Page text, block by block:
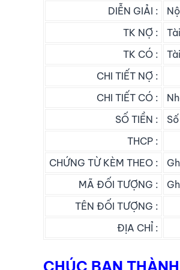
DIỄN GIẢI :
TK NỢ :
TK CÓ :
CHI TIẾT NỢ :
CHI TIẾT CÓ :
SỐ TIỀN :
THCP :
CHỨNG TỪ KÈM THEO :
MÃ ĐỐI TƯỢNG :
TÊN ĐỐI TƯỢNG :
ĐỊA CHỈ :